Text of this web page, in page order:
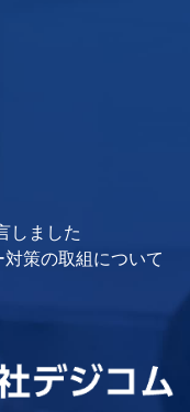
しました
策の取組について